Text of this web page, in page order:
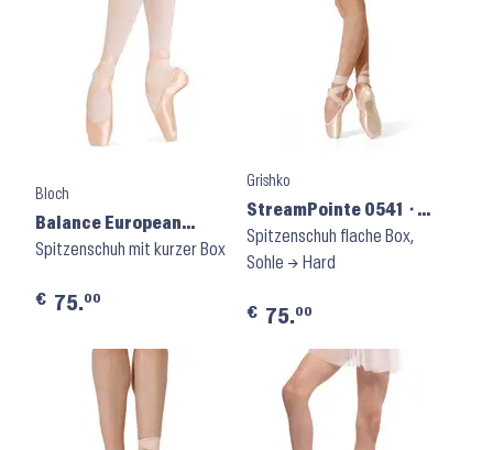
Bloch
Balance European
ES0160L
Spitzenschuh mit kurzer Box
€ 75.00
Grishko
StreamPointe 0541 ⬝
Shank H
Spitzenschuh flache Box,
Sohle → Hard
€ 75.00